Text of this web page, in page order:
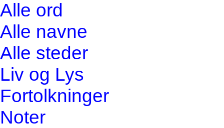
Alle ord
Alle navne
Alle steder
Liv og Lys
Fortolkninger
Noter